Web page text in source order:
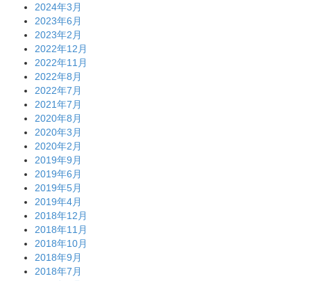
2024年3月
2023年6月
2023年2月
2022年12月
2022年11月
2022年8月
2022年7月
2021年7月
2020年8月
2020年3月
2020年2月
2019年9月
2019年6月
2019年5月
2019年4月
2018年12月
2018年11月
2018年10月
2018年9月
2018年7月